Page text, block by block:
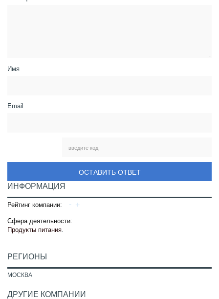
Имя
Email
ОСТАВИТЬ ОТВЕТ
ИНФОРМАЦИЯ
Рейтинг компании:
Сфера деятельности:
Продукты питания.
РЕГИОНЫ
МОСКВА
ДРУГИЕ КОМПАНИИ